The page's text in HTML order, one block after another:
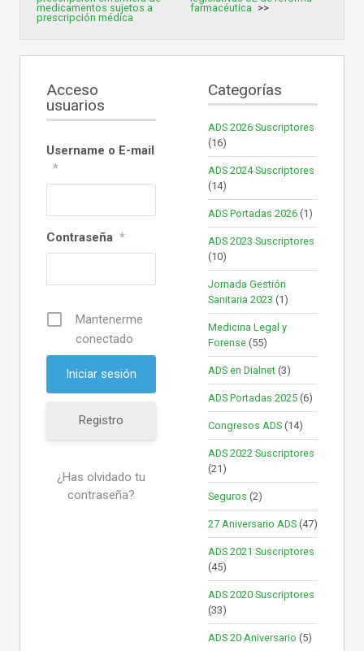
medicamentos sujetos a
prescripción médica
farmacéutica
Acceso
usuarios
Username o E-mail
*
Contraseña *
Mantenerme
conectado
Registro
¿Has olvidado tu
contraseña?
Categorías
ADS 2026 Suscriptores
(16)
ADS 2024 Suscriptores
(14)
ADS Portadas 2026 (1)
ADS 2023 Suscriptores
(10)
Jornada Gestión
Sanitaria 2023 (1)
Medicina Legal y
Forense (55)
ADS en Dialnet (3)
ADS Portadas 2025 (6)
Congresos ADS (14)
ADS 2022 Suscriptores
(21)
Seguros (2)
27 Aniversario ADS (47)
ADS 2021 Suscriptores
(45)
ADS 2020 Suscriptores
(33)
ADS 20 Aniversario (5)